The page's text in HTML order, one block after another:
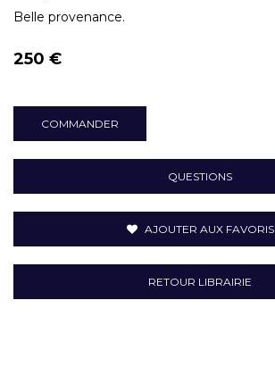
Belle provenance.
250 €
COMMANDER
QUESTIONS
AJOUTER AUX FAVORIS
RETOUR LIBRAIRIE